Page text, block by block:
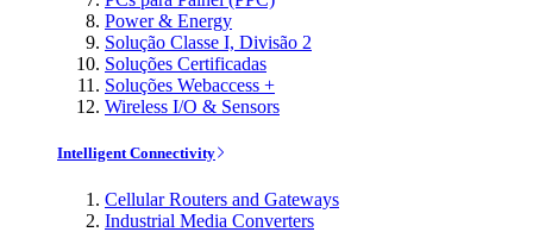
Power & Energy
Solução Classe I, Divisão 2
Soluções Certificadas
Soluções Webaccess +
Wireless I/O & Sensors
Intelligent Connectivity
Cellular Routers and Gateways
Industrial Media Converters